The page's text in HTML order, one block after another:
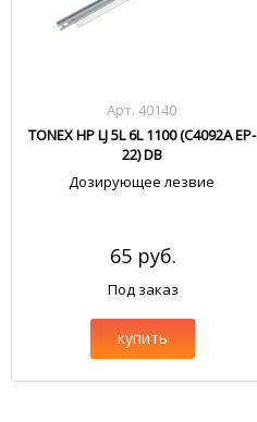
Арт. 40140
TONEX HP LJ 5L 6L 1100 (C4092A EP-
22) DB
Дозирующее лезвие
65 руб.
Под заказ
купить